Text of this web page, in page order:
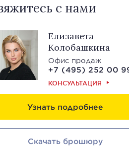
с нами
Елизавета
Колобашкина
Офис продаж
+7 (495) 252 00
КОНСУЛЬТАЦИЯ
Узнать подробнее
Скачать брошюру